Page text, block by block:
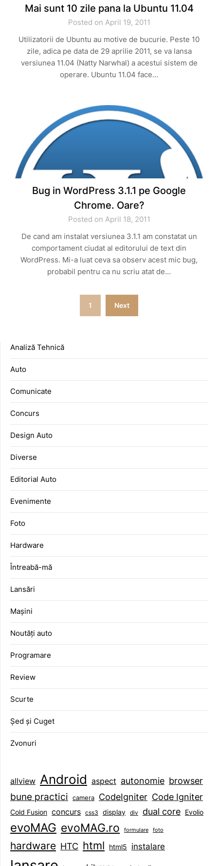
Mai sunt 10 zile pana la Ubuntu 11.04
Posted on April 19, 2011
Utilizatorii de Ubuntu au motive de bucurie. Peste 10
zile, adica pe data de 29 aprilie 2011, se va lansa
versiunea 11.04 (Natty Narwhal) a acestui sistem de
operare. Ubuntu 11.04 face…
Bug in WordPress 3.1.1 pe Google
Chrome. Oare?
Posted on April 18, 2011
De cand am instalat versiunea 3.1.1 am constatat un
comportament ciudat al editorului de text din
WordPress. Mi-a luat ceva sa observ acest mic bug,
probabil pentru ca nu scriu atat de…
1 Next
Analiză Tehnică
Auto
Comunicate
Concurs
Design Auto
Diverse
Editorial Auto
Evenimente
Foto
Hardware
Întreabă-mă
Lansări
Mașini
Noutăți auto
Programare
Review
Scurte
Șed și Cuget
Zvonuri
allview Android aspect autonomie browser
bune practici camera CodeIgniter Code Igniter
Cold Fusion concurs css3 display div dual core Evolio
evoMAG evoMAG.ro formulare foto
hardware HTC html html5 instalare